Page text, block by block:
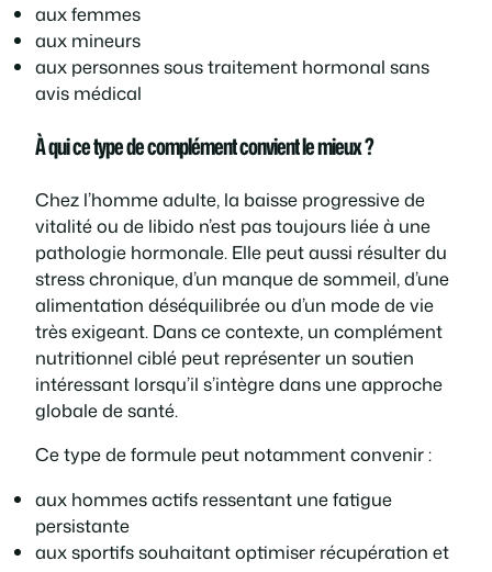
aux femmes
aux mineurs
aux personnes sous traitement hormonal sans
avis médical
À qui ce type de complément convient le mieux ?
Chez l’homme adulte, la baisse progressive de
vitalité ou de libido n’est pas toujours liée à une
pathologie hormonale. Elle peut aussi résulter du
stress chronique, d’un manque de sommeil, d’une
alimentation déséquilibrée ou d’un mode de vie
très exigeant. Dans ce contexte, un complément
nutritionnel ciblé peut représenter un soutien
intéressant lorsqu’il s’intègre dans une approche
globale de santé.
Ce type de formule peut notamment convenir :
aux hommes actifs ressentant une fatigue
persistante
aux sportifs souhaitant optimiser récupération et